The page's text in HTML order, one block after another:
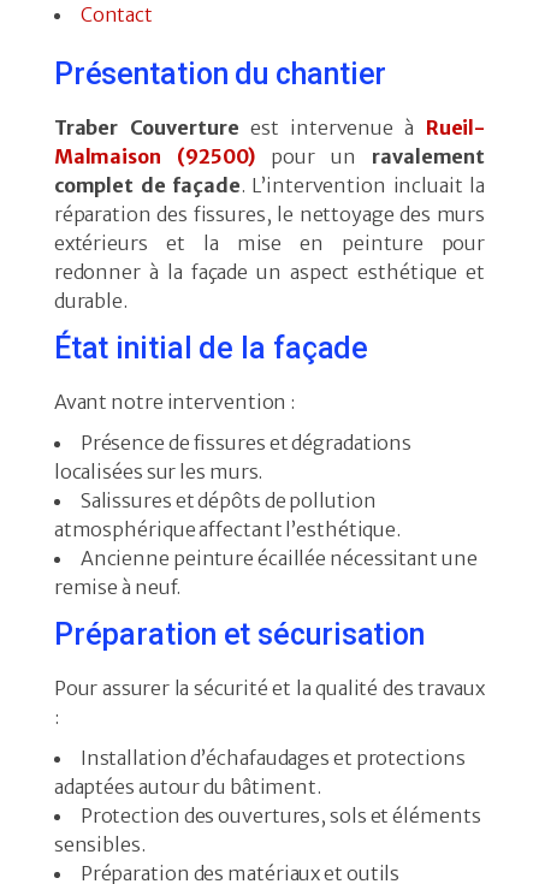
Contact
Présentation du chantier
Traber Couverture est intervenue à Rueil-
Malmaison (92500) pour un ravalement
complet de façade. L’intervention incluait la
réparation des fissures, le nettoyage des murs
extérieurs et la mise en peinture pour
redonner à la façade un aspect esthétique et
durable.
État initial de la façade
Avant notre intervention :
Présence de fissures et dégradations
localisées sur les murs.
Salissures et dépôts de pollution
atmosphérique affectant l’esthétique.
Ancienne peinture écaillée nécessitant une
remise à neuf.
Préparation et sécurisation
Pour assurer la sécurité et la qualité des travaux
:
Installation d’échafaudages et protections
adaptées autour du bâtiment.
Protection des ouvertures, sols et éléments
sensibles.
Préparation des matériaux et outils